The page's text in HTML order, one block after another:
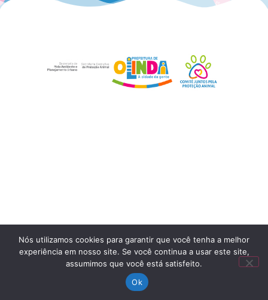
Nós utilizamos cookies para garantir que você tenha a melhor
experiência em nosso site. Se você continua a usar este site,
assumimos que você está satisfeito.
Ok